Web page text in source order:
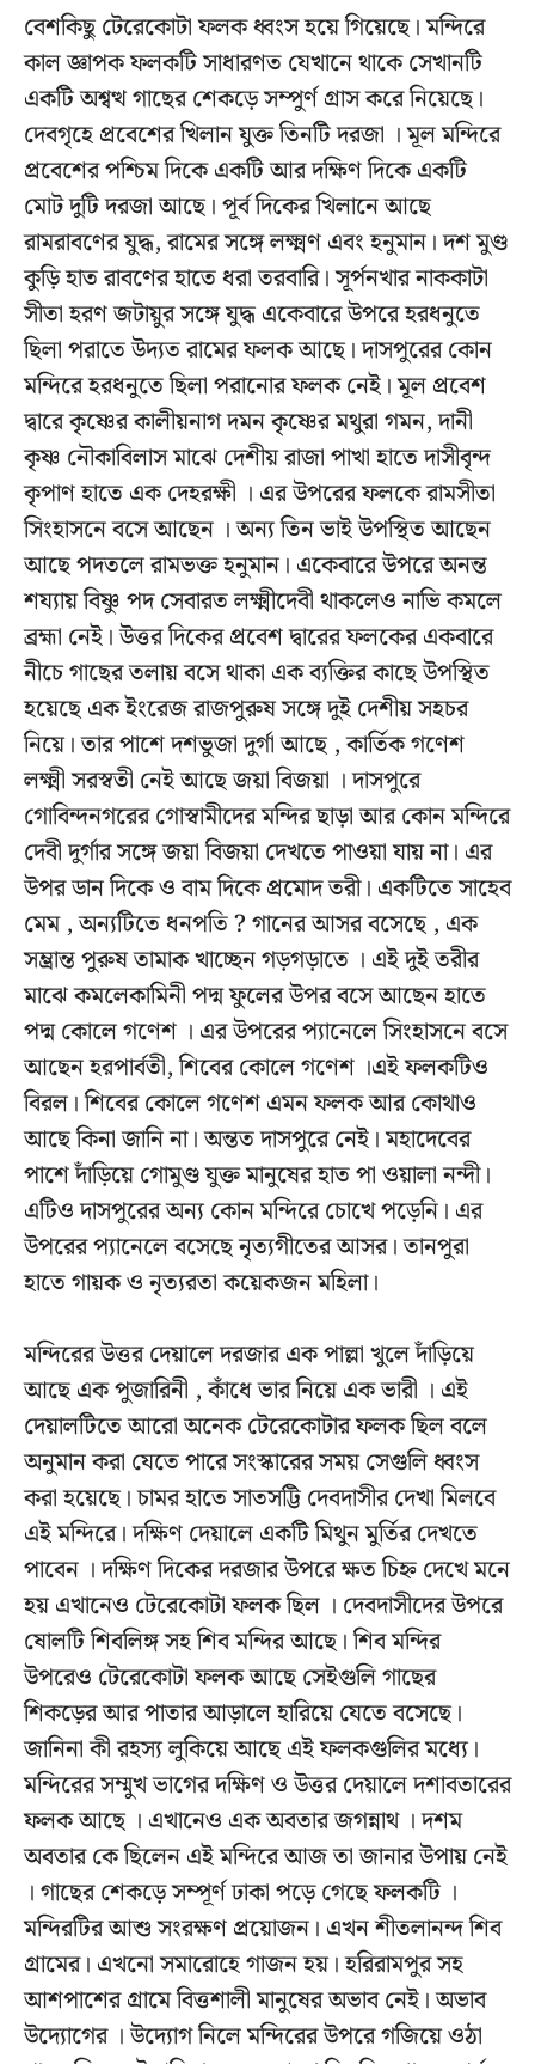
বেশকিছু টেরেকোটা ফলক ধ্বংস হয়ে গিয়েছে। মন্দিরে
কাল জ্ঞাপক ফলকটি সাধারণত যেখানে থাকে সেখানটি
একটি অশ্বত্থ গাছের শেকড়ে সম্পুর্ণ গ্রাস করে নিয়েছে।
দেবগৃহে প্রবেশের খিলান যুক্ত তিনটি দরজা । মূল মন্দিরে
প্রবেশের পশ্চিম দিকে একটি আর দক্ষিণ দিকে একটি
মোট দুটি দরজা আছে। পূর্ব দিকের খিলানে আছে
রামরাবণের যুদ্ধ, রামের সঙ্গে লক্ষ্মণ এবং হনুমান। দশ মুণ্ড
কুড়ি হাত রাবণের হাতে ধরা তরবারি। সূর্পনখার নাককাটা
সীতা হরণ জটায়ুর সঙ্গে যুদ্ধ একেবারে উপরে হরধনুতে
ছিলা পরাতে উদ্যত রামের ফলক আছে। দাসপুরের কোন
মন্দিরে হরধনুতে ছিলা পরানোর ফলক নেই। মূল প্রবেশ
দ্বারে কৃষ্ণের কালীয়নাগ দমন কৃষ্ণের মথুরা গমন, দানী
কৃষ্ণ নৌকাবিলাস মাঝে দেশীয় রাজা পাখা হাতে দাসীবৃন্দ
কৃপাণ হাতে এক দেহরক্ষী । এর উপরের ফলকে রামসীতা
সিংহাসনে বসে আছেন । অন্য তিন ভাই উপস্থিত আছেন
আছে পদতলে রামভক্ত হনুমান। একেবারে উপরে অনন্ত
শয্যায় বিষ্ণু পদ সেবারত লক্ষ্মীদেবী থাকলেও নাভি কমলে
ব্রহ্মা নেই। উত্তর দিকের প্রবেশ দ্বারের ফলকের একবারে
নীচে গাছের তলায় বসে থাকা এক ব্যক্তির কাছে উপস্থিত
হয়েছে এক ইংরেজ রাজপুরুষ সঙ্গে দুই দেশীয় সহচর
নিয়ে। তার পাশে দশভুজা দুর্গা আছে , কার্তিক গণেশ
লক্ষ্মী সরস্বতী নেই আছে জয়া বিজয়া । দাসপুরে
গোবিন্দনগরের গোস্বামীদের মন্দির ছাড়া আর কোন মন্দিরে
দেবী দুর্গার সঙ্গে জয়া বিজয়া দেখতে পাওয়া যায় না। এর
উপর ডান দিকে ও বাম দিকে প্রমোদ তরী। একটিতে সাহেব
মেম , অন্যটিতে ধনপতি ? গানের আসর বসেছে , এক
সম্ভ্রান্ত পুরুষ তামাক খাচ্ছেন গড়গড়াতে । এই দুই তরীর
মাঝে কমলেকামিনী পদ্ম ফুলের উপর বসে আছেন হাতে
পদ্ম কোলে গণেশ । এর উপরের প্যানেলে সিংহাসনে বসে
আছেন হরপার্বতী, শিবের কোলে গণেশ ।এই ফলকটিও
বিরল। শিবের কোলে গণেশ এমন ফলক আর কোথাও
আছে কিনা জানি না। অন্তত দাসপুরে নেই। মহাদেবের
পাশে দাঁড়িয়ে গোমুণ্ড যুক্ত মানুষের হাত পা ওয়ালা নন্দী।
এটিও দাসপুরের অন্য কোন মন্দিরে চোখে পড়েনি। এর
উপরের প্যানেলে বসেছে নৃত্যগীতের আসর। তানপুরা
হাতে গায়ক ও নৃত্যরতা কয়েকজন মহিলা।
মন্দিরের উত্তর দেয়ালে দরজার এক পাল্লা খুলে দাঁড়িয়ে
আছে এক পুজারিনী , কাঁধে ভার নিয়ে এক ভারী । এই
দেয়ালটিতে আরো অনেক টেরেকোটার ফলক ছিল বলে
অনুমান করা যেতে পারে সংস্কারের সময় সেগুলি ধ্বংস
করা হয়েছে। চামর হাতে সাতসট্টি দেবদাসীর দেখা মিলবে
এই মন্দিরে। দক্ষিণ দেয়ালে একটি মিথুন মুর্তির দেখতে
পাবেন । দক্ষিণ দিকের দরজার উপরে ক্ষত চিহ্ন দেখে মনে
হয় এখানেও টেরেকোটা ফলক ছিল । দেবদাসীদের উপরে
ষোলটি শিবলিঙ্গ সহ শিব মন্দির আছে। শিব মন্দির
উপরেও টেরেকোটা ফলক আছে সেইগুলি গাছের
শিকড়ের আর পাতার আড়ালে হারিয়ে যেতে বসেছে।
জানিনা কী রহস্য লুকিয়ে আছে এই ফলকগুলির মধ্যে।
মন্দিরের সম্মুখ ভাগের দক্ষিণ ও উত্তর দেয়ালে দশাবতারের
ফলক আছে । এখানেও এক অবতার জগন্নাথ । দশম
অবতার কে ছিলেন এই মন্দিরে আজ তা জানার উপায় নেই
। গাছের শেকড়ে সম্পূর্ণ ঢাকা পড়ে গেছে ফলকটি ।
মন্দিরটির আশু সংরক্ষণ প্রয়োজন। এখন শীতলানন্দ শিব
গ্রামের। এখনো সমারোহে গাজন হয়। হরিরামপুর সহ
আশপাশের গ্রামে বিত্তশালী মানুষের অভাব নেই। অভাব
উদ্যোগের । উদ্যোগ নিলে মন্দিরের উপরে গজিয়ে ওঠা